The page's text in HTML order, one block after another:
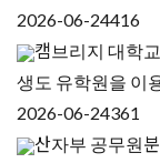
2026-06-24416
캠브리지 대학
생도 유학원을 이
2026-06-24361
산자부 공무원